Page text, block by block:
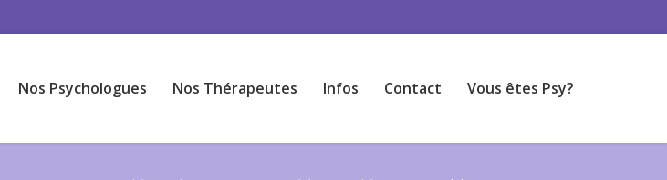
Nos Psychologues Nos Thérapeutes Infos Contact Vous êtes Psy?